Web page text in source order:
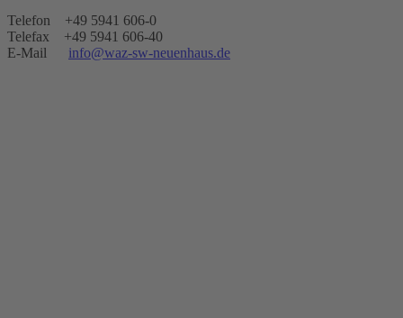
Telefon +49 5941 606-0
Telefax +49 5941 606-40
E-Mail info@waz-sw-neuenhaus.de